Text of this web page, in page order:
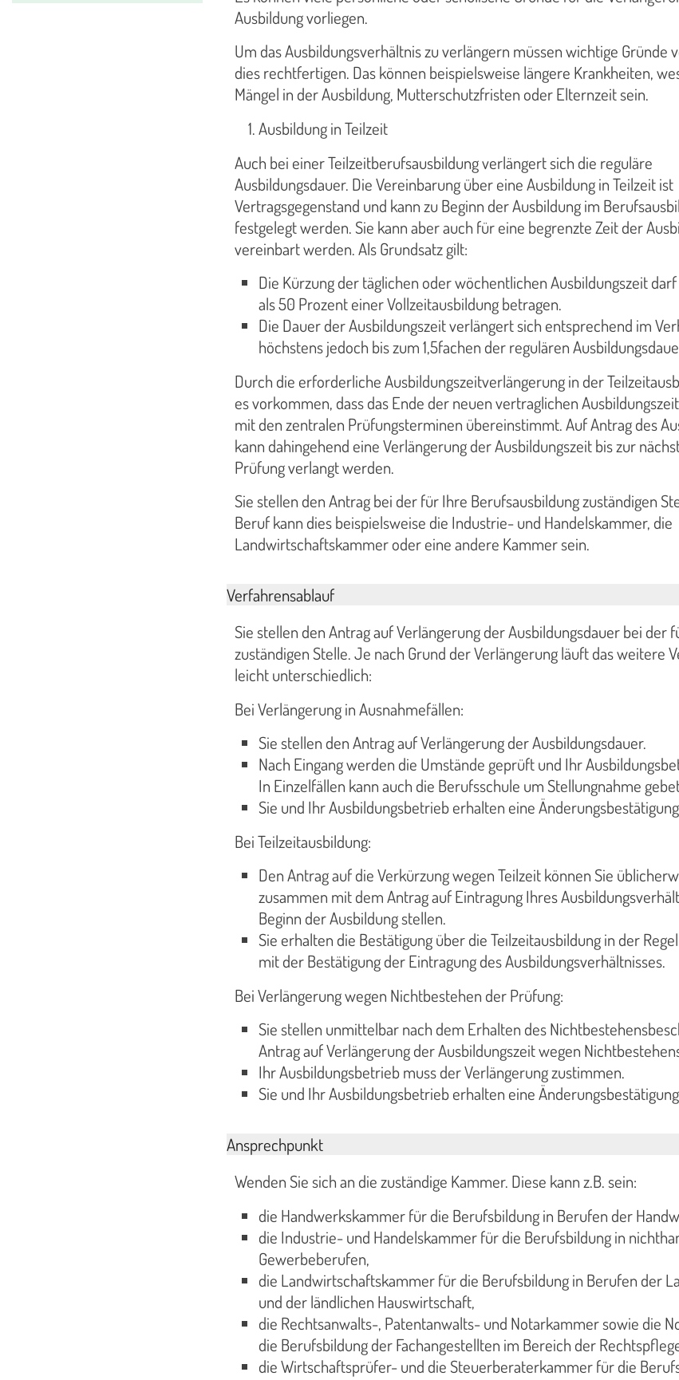
Ausbildung vorliegen.
Um das Ausbildungsverhältnis zu verlängern müssen wichtige Gründe
dies rechtfertigen. Das können beispielsweise längere Krankheiten,
Mängel in der Ausbildung, Mutterschutzfristen oder Elternzeit sein.
Ausbildung in Teilzeit
Auch bei einer Teilzeitberufsausbildung verlängert sich die reguläre
Ausbildungsdauer. Die Vereinbarung über eine Ausbildung in Teilzeit ist
Vertragsgegenstand und kann zu Beginn der Ausbildung im
festgelegt werden. Sie kann aber auch für eine begrenzte Zeit der
vereinbart werden. Als Grundsatz gilt:
Die Kürzung der täglichen oder wöchentlichen Ausbildungszeit
als 50 Prozent einer Vollzeitausbildung betragen.
Die Dauer der Ausbildungszeit verlängert sich entsprechend im
höchstens jedoch bis zum 1,5fachen der regulären
Durch die erforderliche Ausbildungszeitverlängerung in der
es vorkommen, dass das Ende der neuen vertraglichen
mit den zentralen Prüfungsterminen übereinstimmt. Auf Antrag des
kann dahingehend eine Verlängerung der Ausbildungszeit bis zur
Prüfung verlangt werden.
Sie stellen den Antrag bei der für Ihre Berufsausbildung zuständigen
Beruf kann dies beispielsweise die Industrie- und Handelskammer, die
Landwirtschaftskammer oder eine andere Kammer sein.
Verfahrensablauf
Sie stellen den Antrag auf Verlängerung der Ausbildungsdauer bei der
zuständigen Stelle. Je nach Grund der Verlängerung läuft das weitere
leicht unterschiedlich:
Bei Verlängerung in Ausnahmefällen:
Sie stellen den Antrag auf Verlängerung der Ausbildungsdauer.
Nach Eingang werden die Umstände geprüft und Ihr
In Einzelfällen kann auch die Berufsschule um Stellungnahme
Sie und Ihr Ausbildungsbetrieb erhalten eine
Bei Teilzeitausbildung:
Den Antrag auf die Verkürzung wegen Teilzeit können Sie
zusammen mit dem Antrag auf Eintragung Ihres
Beginn der Ausbildung stellen.
Sie erhalten die Bestätigung über die Teilzeitausbildung in der
mit der Bestätigung der Eintragung des Ausbildungsverhältnisses.
Bei Verlängerung wegen Nichtbestehen der Prüfung:
Sie stellen unmittelbar nach dem Erhalten des
Antrag auf Verlängerung der Ausbildungszeit wegen
Ihr Ausbildungsbetrieb muss der Verlängerung zustimmen.
Sie und Ihr Ausbildungsbetrieb erhalten eine
Ansprechpunkt
Wenden Sie sich an die zuständige Kammer. Diese kann z.B. sein:
die Handwerkskammer für die Berufsbildung in Berufen der
die Industrie- und Handelskammer für die Berufsbildung in
Gewerbeberufen,
die Landwirtschaftskammer für die Berufsbildung in Berufen der
und der ländlichen Hauswirtschaft,
die Rechtsanwalts-, Patentanwalts- und Notarkammer sowie die
die Berufsbildung der Fachangestellten im Bereich der
die Wirtschaftsprüfer- und die Steuerberaterkammer für die